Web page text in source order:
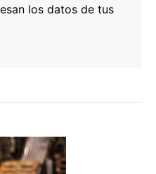
los datos de tus